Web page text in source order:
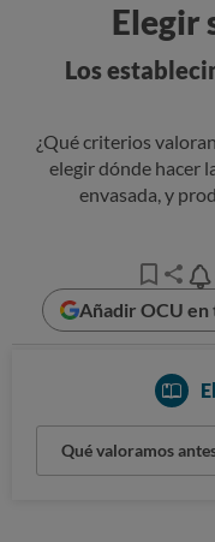
Elegir
Los
¿Qué criterios
elegir dónde hacer
envasada, y
Añadir OCU en
Qué valoramos